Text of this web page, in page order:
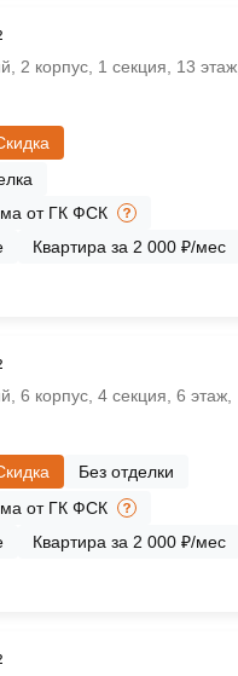
2 корпус, 1 секция, 13 этаж,
от ГК ФСК
Квартира за 2 000 ₽/мес
6 корпус, 4 секция, 6 этаж,
Без отделки
от ГК ФСК
Квартира за 2 000 ₽/мес